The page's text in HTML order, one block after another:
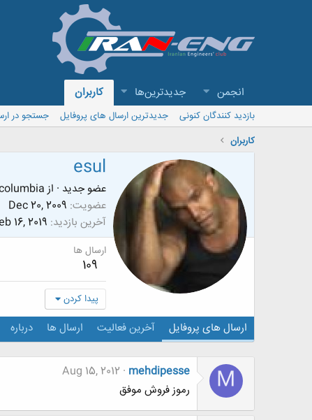
انجمن جدیدترین‌ها کاربران
بازدید کنندگان کنونی جدیدترین ارسال های پروفایل
جستجو در
کاربران
esul
عضو جدید · از
عضویت Dec 20, 2009
آخرین بازدید 16, 2019
ارسال ها
109
پیدا کردن
ارسال های پروفایل آخرین فعالیت ارسال ها درباره
M
mehdipesse
Aug 15, 2012
رموز فروش موفق